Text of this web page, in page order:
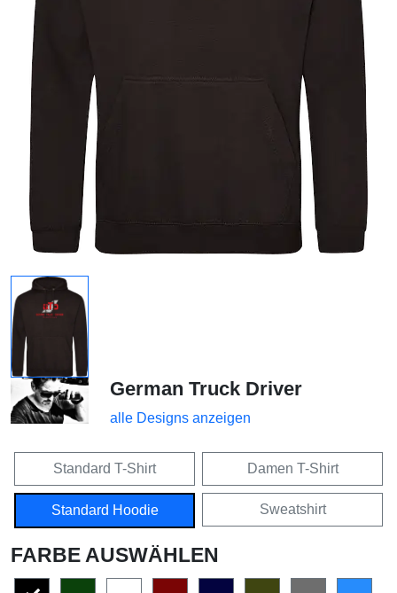
German Truck Driver
alle Designs anzeigen
Standard T-Shirt Damen T-Shirt
Standard Hoodie Sweatshirt
FARBE AUSWÄHLEN